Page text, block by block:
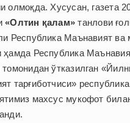
олмоқда. Хусусан, газета
«Олтин қалам» танлови
Республика Маънавият ва
ҳамда Республика
томонидан ўтказилган
тарғиботчиси»
махсус мукофот